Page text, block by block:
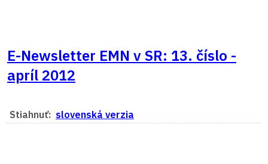
E-Newsletter EMN v SR: 13. číslo -
apríl 2012
Stiahnuť: slovenská verzia